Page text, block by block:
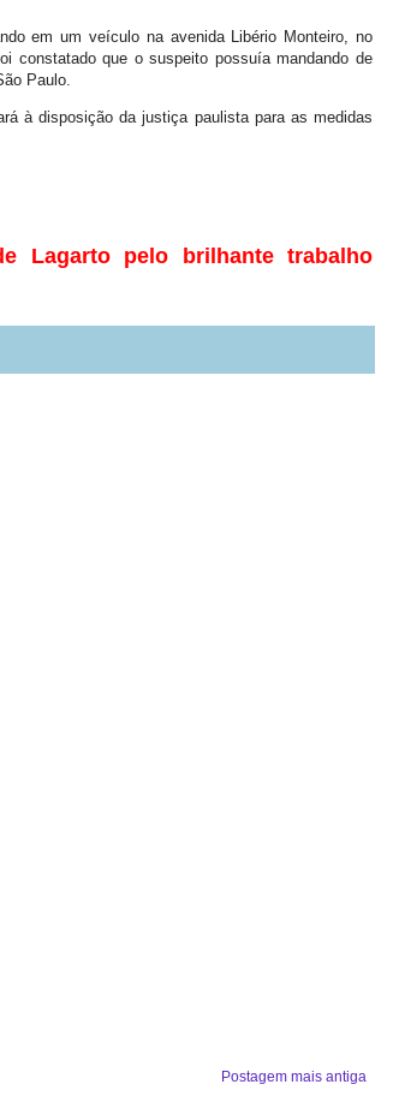
em um veículo na avenida Libério Monteiro, no
constatado que o suspeito possuía mandando de
Paulo.
à disposição da justiça paulista para as medidas
Lagarto pelo brilhante trabalho
Postagem mais antiga